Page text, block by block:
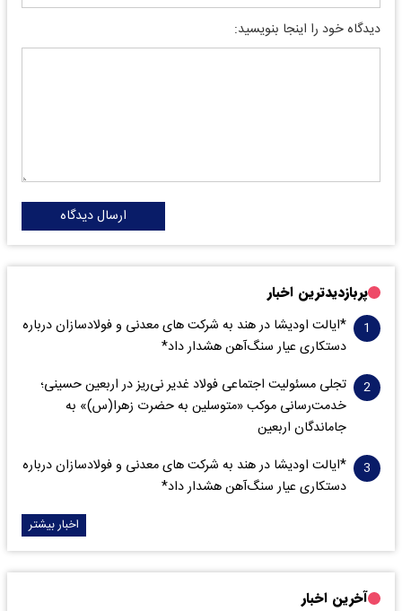
دیدگاه خود را اینجا بنویسید:
ارسال دیدگاه
پربازدیدترین اخبار
*ایالت اودیشا در هند به شرکت های معدنی و فولادسازان درباره
دستکاری عیار سنگ‌آهن هشدار داد*
تجلی مسئولیت اجتماعی فولاد غدیر نی‌ریز در اربعین حسینی؛
خدمت‌رسانی موکب «متوسلین به حضرت زهرا(س)» به
جاماندگان اربعین
*ایالت اودیشا در هند به شرکت های معدنی و فولادسازان درباره
دستکاری عیار سنگ‌آهن هشدار داد*
اخبار بیشتر
آخرین اخبار